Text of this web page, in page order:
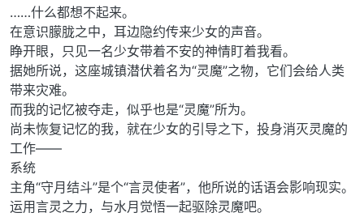
……什么都想不起来。
在意识朦胧之中，耳边隐约传来少女的声音。
睁开眼，只见一名少女带着不安的神情盯着我看。
据她所说，这座城镇潜伏着名为“灵魔”之物，它们会给人类
带来灾难。
而我的记忆被夺走，似乎也是“灵魔”所为。
尚未恢复记忆的我，就在少女的引导之下，投身消灭灵魔的
工作——
系统
主角“守月结斗”是个“言灵使者”，他所说的话语会影响现实。
运用言灵之力，与水月觉悟一起驱除灵魔吧。